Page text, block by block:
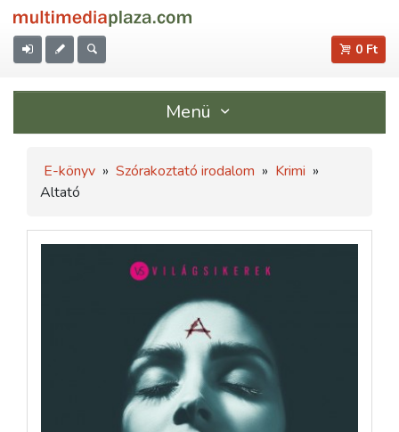
0 Ft
Menü
E-könyv » Szórakoztató irodalom » Krimi »
Altató